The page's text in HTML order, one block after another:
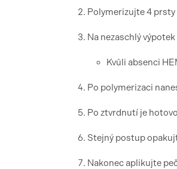
Polymerizujte 4 prsty
Na nezaschlý
Kvůli absenci
Po polymerizaci
Po ztvrdnutí je
Stejný postup
Nakonec aplikujte